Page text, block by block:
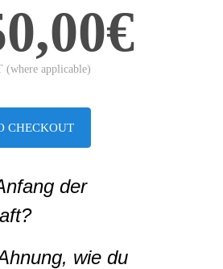
(where applicable)
CHECKOUT
der
wie du